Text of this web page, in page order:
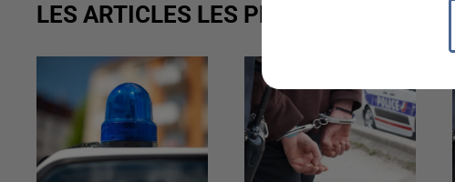
LES ARTICLES LES PLUS VUS